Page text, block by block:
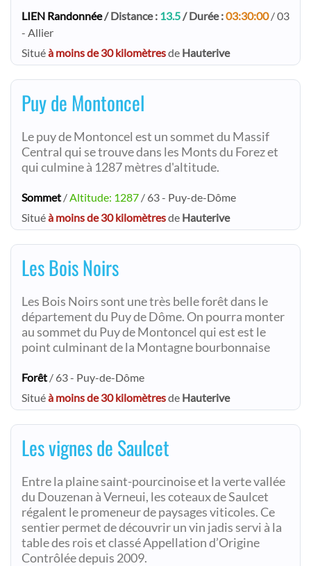
LIEN Randonnée/ Distance : 13.5/ Durée :03:30:00/ 03
- Allier
Situéà moins de 30 kilomètresde Hauterive
Puy de Montoncel
Le puy de Montoncel est un sommet du Massif
Central qui se trouve dans les Monts du Forez et
qui culmine à 1287 mètres d'altitude.
Sommet /Altitude: 1287 / 63 - Puy-de-Dôme
Situéà moins de 30 kilomètresde Hauterive
Les Bois Noirs
Les Bois Noirs sont une très belle forêt dans le
département du Puy de Dôme. On pourra monter
au sommet du Puy de Montoncel qui est est le
point culminant de la Montagne bourbonnaise
Forêt / 63 - Puy-de-Dôme
Situéà moins de 30 kilomètresde Hauterive
Les vignes de Saulcet
Entre la plaine saint-pourcinoise et la verte vallée
du Douzenan à Verneui, les coteaux de Saulcet
régalent le promeneur de paysages viticoles. Ce
sentier permet de découvrir un vin jadis servi à la
table des rois et classé Appellation d’Origine
Contrôlée depuis 2009.